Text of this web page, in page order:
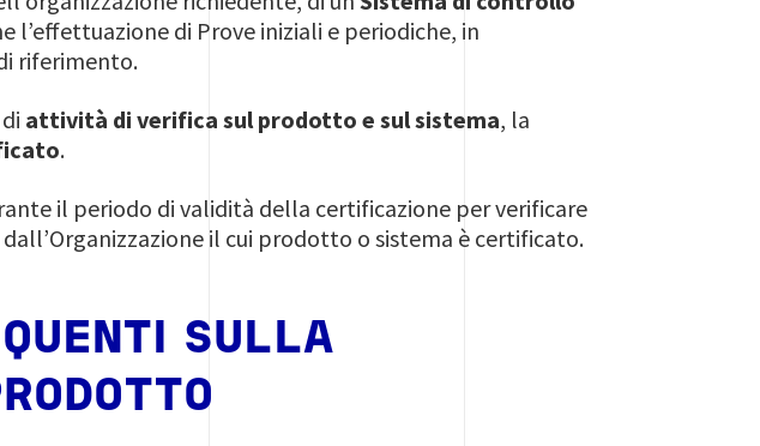
l’effettuazione di Prove iniziali e periodiche, in
riferimento.
attività di verifica sul prodotto e sul sistema, la
.
il periodo di validità della certificazione per verificare
il cui prodotto o sistema è certificato.
SULLA